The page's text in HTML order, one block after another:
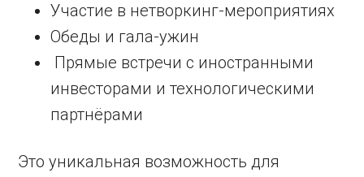
Участие в нетворкинг-мероприятиях
Обеды и гала-ужин
Прямые встречи с иностранными
инвесторами и технологическими
партнёрами
Это уникальная возможность для